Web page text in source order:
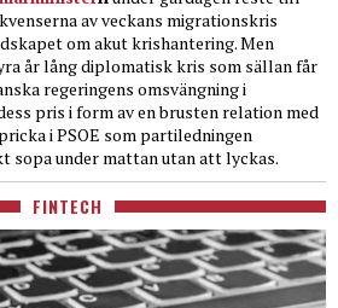
av veckans migrationskris
om akut krishantering. Men
år lång diplomatisk kris som sällan får
regeringens omsvängning i
pris i form av en brusten relation med
i PSOE som partiledningen
sopa under mattan utan att lyckas.
FINTECH